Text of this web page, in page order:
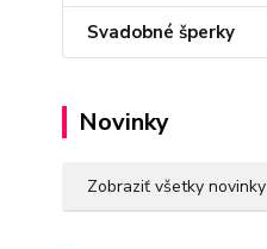
Svadobné šperky
Novinky
Zobraziť všetky novinky